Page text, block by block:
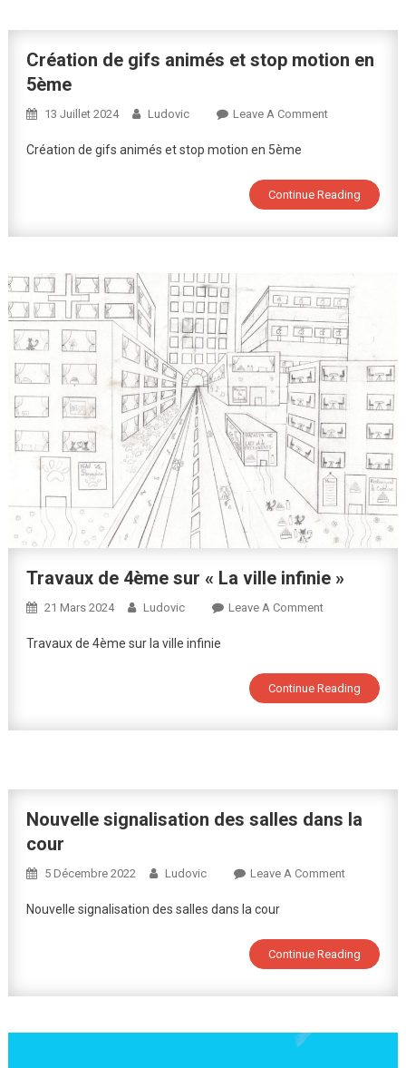
Création de gifs animés et stop motion en
5ème
13 Juillet 2024 Ludovic Leave A CommentOn
Animés
5ème
Création de gifs animés et stop motion en 5ème
Continue Reading
Travaux de 4ème sur « La ville infinie »
21 Mars 2024 Ludovic Leave A CommentOn
Sur
Travaux de 4ème sur la ville infinie
Continue Reading
Nouvelle signalisation des salles dans la
cour
5 Décembre 2022 Ludovic Leave A CommentOn
Salles
Nouvelle signalisation des salles dans la cour
Continue Reading